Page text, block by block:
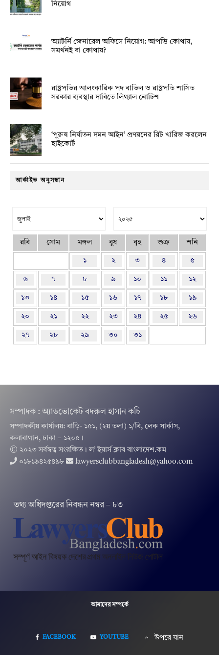
নিয়োগ
অ্যাটর্নি জেনারেল অফিসে নিয়োগ: আপত্তি কোথায়,
সমর্থনই বা কোথায়?
রাষ্ট্রপতির আলংকারিক পদ বাতিল ও রাষ্ট্রপতি শাসিত
সরকার ব্যবস্থার দাবিতে লিগ্যাল নোটিশ
‘পুরুষ নির্যাতন দমন আইন’ প্রণয়নের রিট খারিজ করলেন
হাইকোর্ট
আর্কাইভ অনুসন্ধান
রবি সোম মঙ্গল বুধ বৃহ শুক্র শনি
১ ২ ৩ ৪ ৫
৬ ৭ ৮ ৯ ১০ ১১ ১২
১৩ ১৪ ১৫ ১৬ ১৭ ১৮ ১৯
২০ ২১ ২২ ২৩ ২৪ ২৫ ২৬
২৭ ২৮ ২৯ ৩০ ৩১
সম্পাদক : অ্যাডভোকেট বদরুল হাসান কচি
সম্পাদকীয় কার্যালয়: বাড়ি- ১৫১, (২য় তলা) ১/বি, লেক সার্কাস,
কলাবাগান, ঢাকা – ১২০৫।
© ২০২৩ সর্বস্বত্ব সংরক্ষিত । ল’ ইয়ার্স ক্লাব বাংলাদেশ.কম
০১৮১৯৪২৫৪৯৮
lawyersclubbangladesh@yahoo.com
তথ‌্য অ‌ধিদপ্ত‌রের নিবন্ধন নম্বর – ৮৩
আমাদের সম্পর্কে
FACEBOOK YOUTUBE উপরে যান